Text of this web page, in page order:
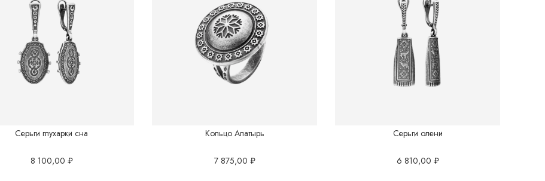
Серьги глухарки сна
8 100,00 ₽
Кольцо Алатырь
7 875,00 ₽
Серьги олени
6 810,00 ₽